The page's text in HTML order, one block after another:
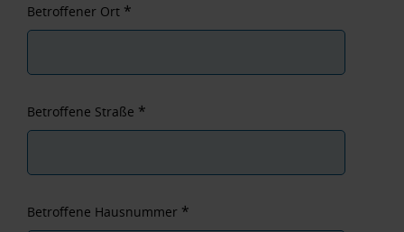
Betroffener Ort *
Betroffene Straße *
Betroffene Hausnummer *